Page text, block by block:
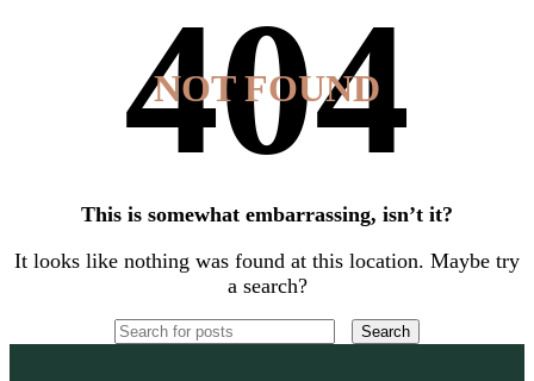
NOT FOUND
This is somewhat embarrassing, isn’t it?
It looks like nothing was found at this location. Maybe try
a search?
Search